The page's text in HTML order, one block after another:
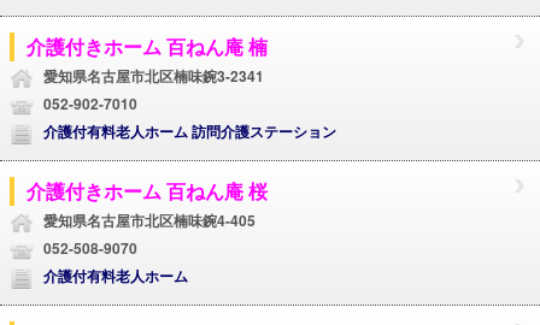
介護付きホーム 百ねん庵 楠
愛知県名古屋市北区楠味鋺3-2341
052-902-7010
介護付有料老人ホーム 訪問介護ステーション
介護付きホーム 百ねん庵 桜
愛知県名古屋市北区楠味鋺4-405
052-508-9070
介護付有料老人ホーム